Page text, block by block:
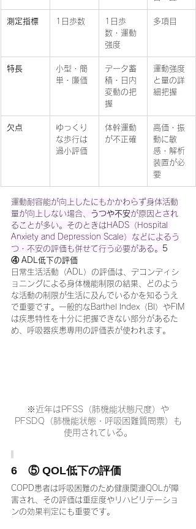
測定指標 1日歩数
1日歩
数・運動
強度
多項目
特長
小型・簡
単・廉価
データ蓄
積・日内
変動の把
握
運動強度
と量の詳
細把握
欠点
ゆっくり
な歩行は
過小評価
体幹運動
が不正確
高価・振
動に敏
感・解析
装置が必
要
運動耐容能が向上したにもかかわらず身体活動
量が向上しない場合、 うつや不安が原因とされ
ることが多い。そのときはHADS（Hospital
Anxiety and Depression Scale）などによるう
つ・不安の評価も併せて行う必要がある。 5
④ ADL低下の評価
日常生活活動（ADL）の評価は、デコンディシ
ョニングによる身体機能制限の結果、どのよう
な活動の制限が生活に及んでいるかを知るうえ
で重要です。一般的なBarthel Index（BI）やFIM
は疾患特性を十分に把握できない部分があるた
め、呼吸器疾患専用の評価表が使われます。
※近年はPFSS（肺機能状態尺度）や
PFSDQ（肺機能状態・呼吸困難質問票）も
使用されている。
6　⑤ QOL低下の評価
COPD患者は呼吸困難のため健康関連QOLが障
害され、その評価は重症度やリハビリテーショ
ンの効果判定にも重要です。